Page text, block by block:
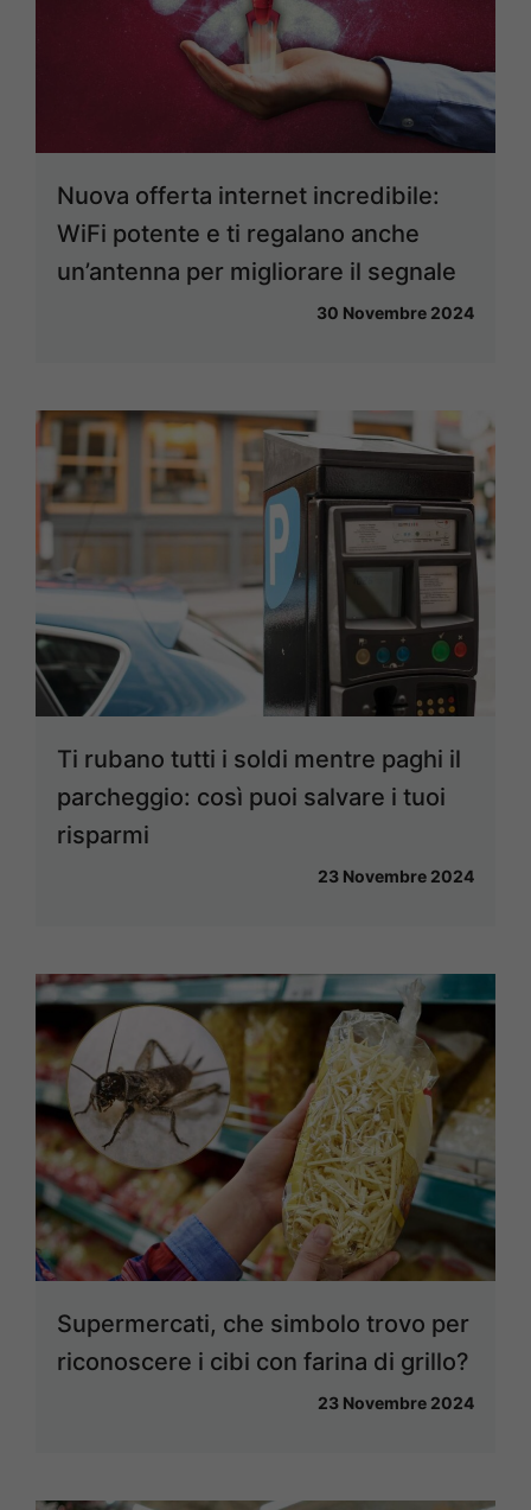
Nuova offerta internet incredibile:
WiFi potente e ti regalano anche
un’antenna per migliorare il segnale
30 Novembre 2024
Ti rubano tutti i soldi mentre paghi il
parcheggio: così puoi salvare i tuoi
risparmi
23 Novembre 2024
Supermercati, che simbolo trovo per
riconoscere i cibi con farina di grillo?
23 Novembre 2024